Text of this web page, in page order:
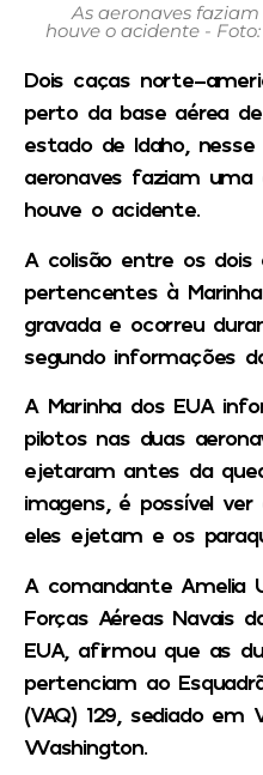
As aeronaves
houve o acidente -
Dois caças norte-
perto da base aérea
estado de Idaho, nesse
aeronaves faziam uma
houve o acidente.
A colisão entre os dois
pertencentes à
gravada e ocorreu
segundo informações
A Marinha dos EUA
pilotos nas duas
ejetaram antes da
imagens, é possível
eles ejetam e os
A comandante Amelia
Forças Aéreas Navais
EUA, afirmou que as
pertenciam ao
(VAQ) 129, sediado em
Washington.